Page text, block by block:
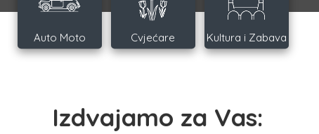
Auto Moto Cvjećare Kultura i Zabava
Izdvajamo za Vas: